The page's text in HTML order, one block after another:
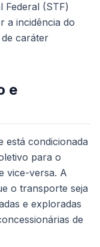
Federal (STF)
a incidência do
caráter
e
está condicionada
para o
vice-versa. A
o transporte seja
e exploradas
de